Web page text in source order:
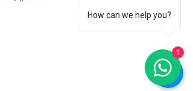
How can we help you?
1